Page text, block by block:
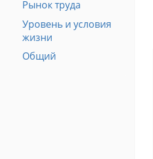
Рынок труда
Уровень и условия
жизни
Общий